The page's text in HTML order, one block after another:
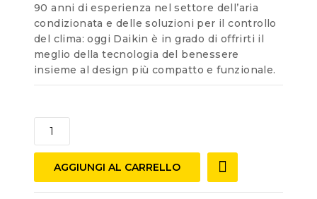
90 anni di esperienza nel settore dell’aria
condizionata e delle soluzioni per il controllo
del clima: oggi Daikin è in grado di offrirti il
meglio della tecnologia del benessere
insieme al design più compatto e funzionale.
AGGIUNGI AL CARRELLO